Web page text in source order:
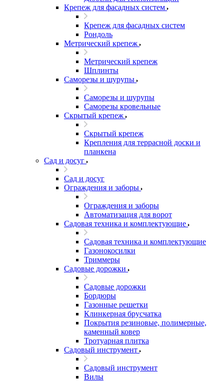
Крепеж для фасадных систем
Крепеж для фасадных систем
Рондоль
Метрический крепеж
Метрический крепеж
Шплинты
Саморезы и шурупы
Саморезы и шурупы
Саморезы кровельные
Скрытый крепеж
Скрытый крепеж
Крепления для террасной доски и
планкена
Сад и досуг
Сад и досуг
Ограждения и заборы
Ограждения и заборы
Автоматизация для ворот
Садовая техника и комплектующие
Садовая техника и комплектующие
Газонокосилки
Триммеры
Садовые дорожки
Садовые дорожки
Бордюры
Газонные решетки
Клинкерная брусчатка
Покрытия резиновые, полимерные,
каменный ковер
Тротуарная плитка
Садовый инструмент
Садовый инструмент
Вилы